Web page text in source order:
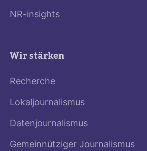
NR-insights
Wir stärken
Recherche
Lokaljournalismus
Datenjournalismus
Gemeinnütziger Journalismus